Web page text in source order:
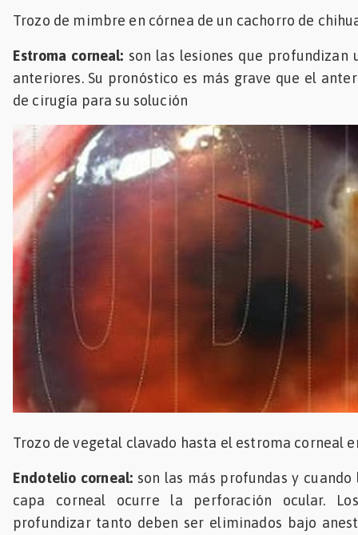
Trozo de mimbre en córnea de un cachorro de
Estroma corneal: son las lesiones que profundizan
anteriores. Su pronóstico es más grave que el
de cirugía para su solución
Trozo de vegetal clavado hasta el estroma corneal
Endotelio corneal: son las más profundas y
capa corneal ocurre la perforación ocular.
profundizar tanto deben ser eliminados bajo